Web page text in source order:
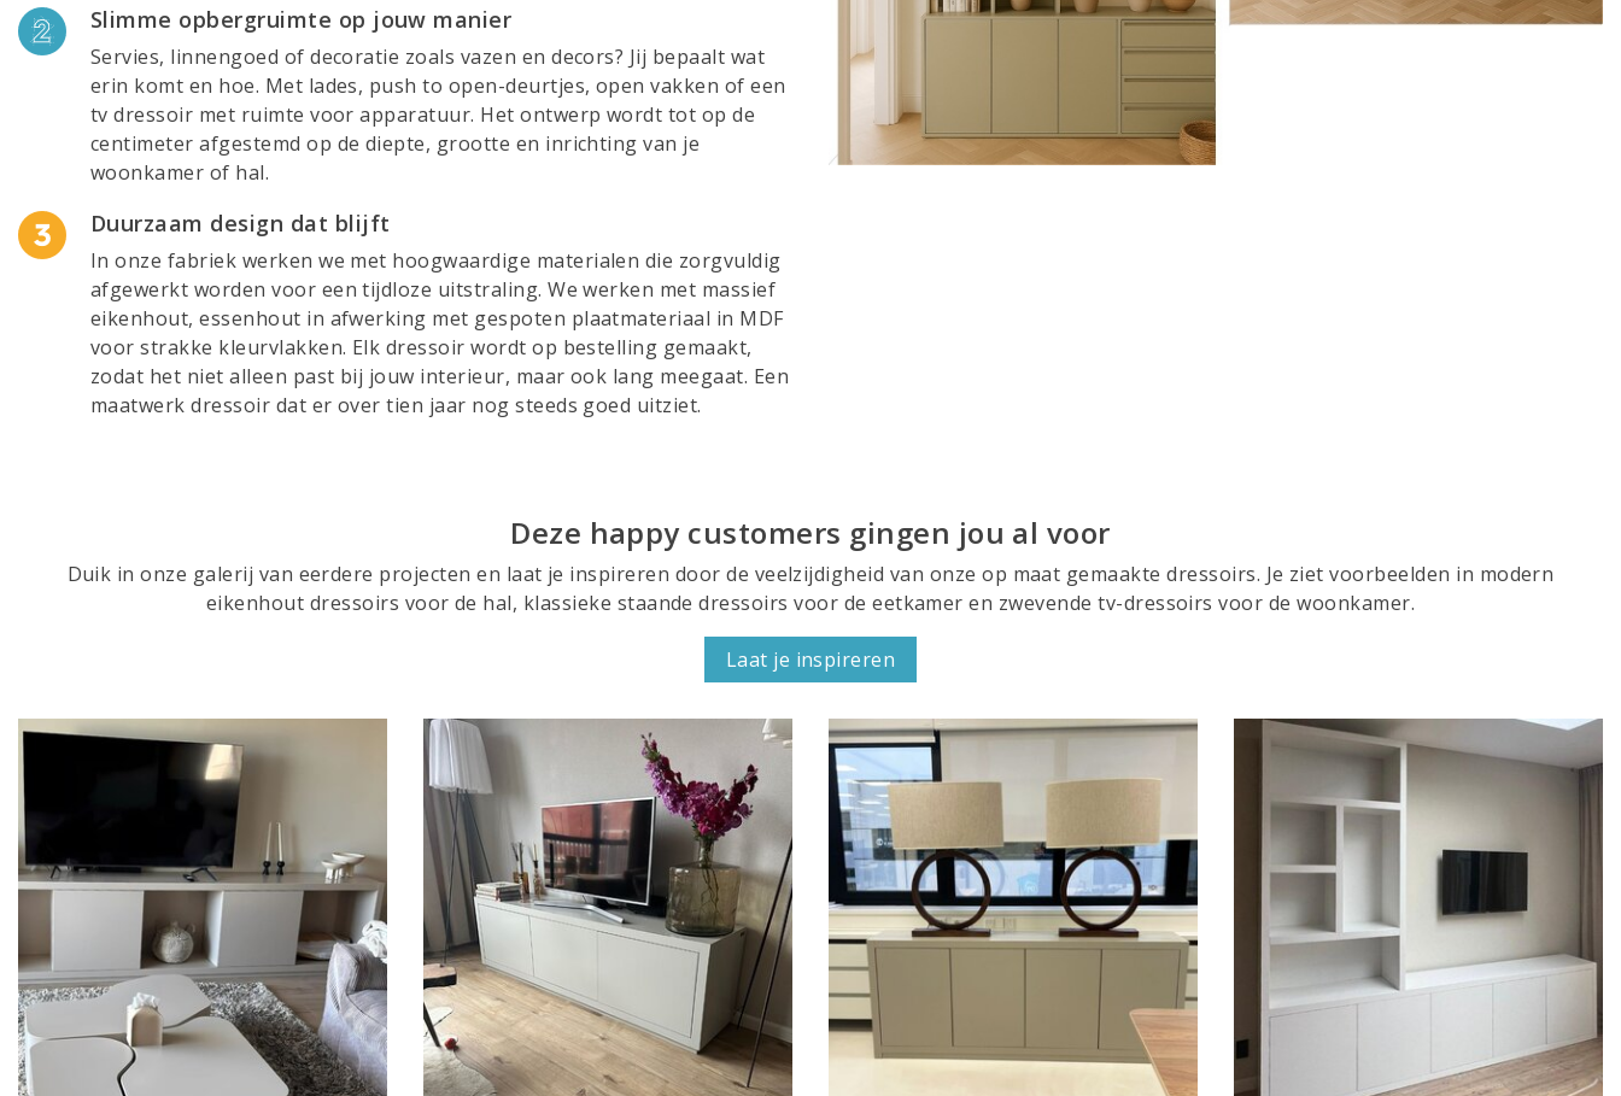
Slimme opbergruimte op jouw manier
Servies, linnengoed of decoratie zoals vazen en decors? Jij bepaalt wat
erin komt en hoe. Met lades, push to open-deurtjes, open vakken of een
tv dressoir met ruimte voor apparatuur. Het ontwerp wordt tot op de
centimeter afgestemd op de diepte, grootte en inrichting van je
woonkamer of hal.
Duurzaam design dat blijft
In onze fabriek werken we met hoogwaardige materialen die zorgvuldig
afgewerkt worden voor een tijdloze uitstraling. We werken met massief
eikenhout, essenhout in afwerking met gespoten plaatmateriaal in MDF
voor strakke kleurvlakken. Elk dressoir wordt op bestelling gemaakt,
zodat het niet alleen past bij jouw interieur, maar ook lang meegaat. Een
maatwerk dressoir dat er over tien jaar nog steeds goed uitziet.
Deze happy customers gingen jou al voor
Duik in onze galerij van eerdere projecten en laat je inspireren door de veelzijdigheid van onze op maat gemaakte dressoirs. Je ziet voorbeelden in modern
eikenhout dressoirs voor de hal, klassieke staande dressoirs voor de eetkamer en zwevende tv-dressoirs voor de woonkamer.
Laat je inspireren